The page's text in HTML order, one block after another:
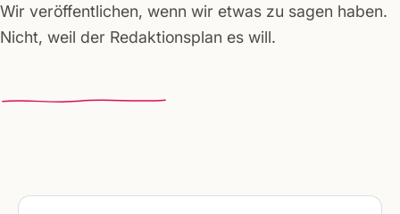
Wir veröffentlichen, wenn wir etwas zu sagen haben.
Nicht, weil der Redaktionsplan es will.